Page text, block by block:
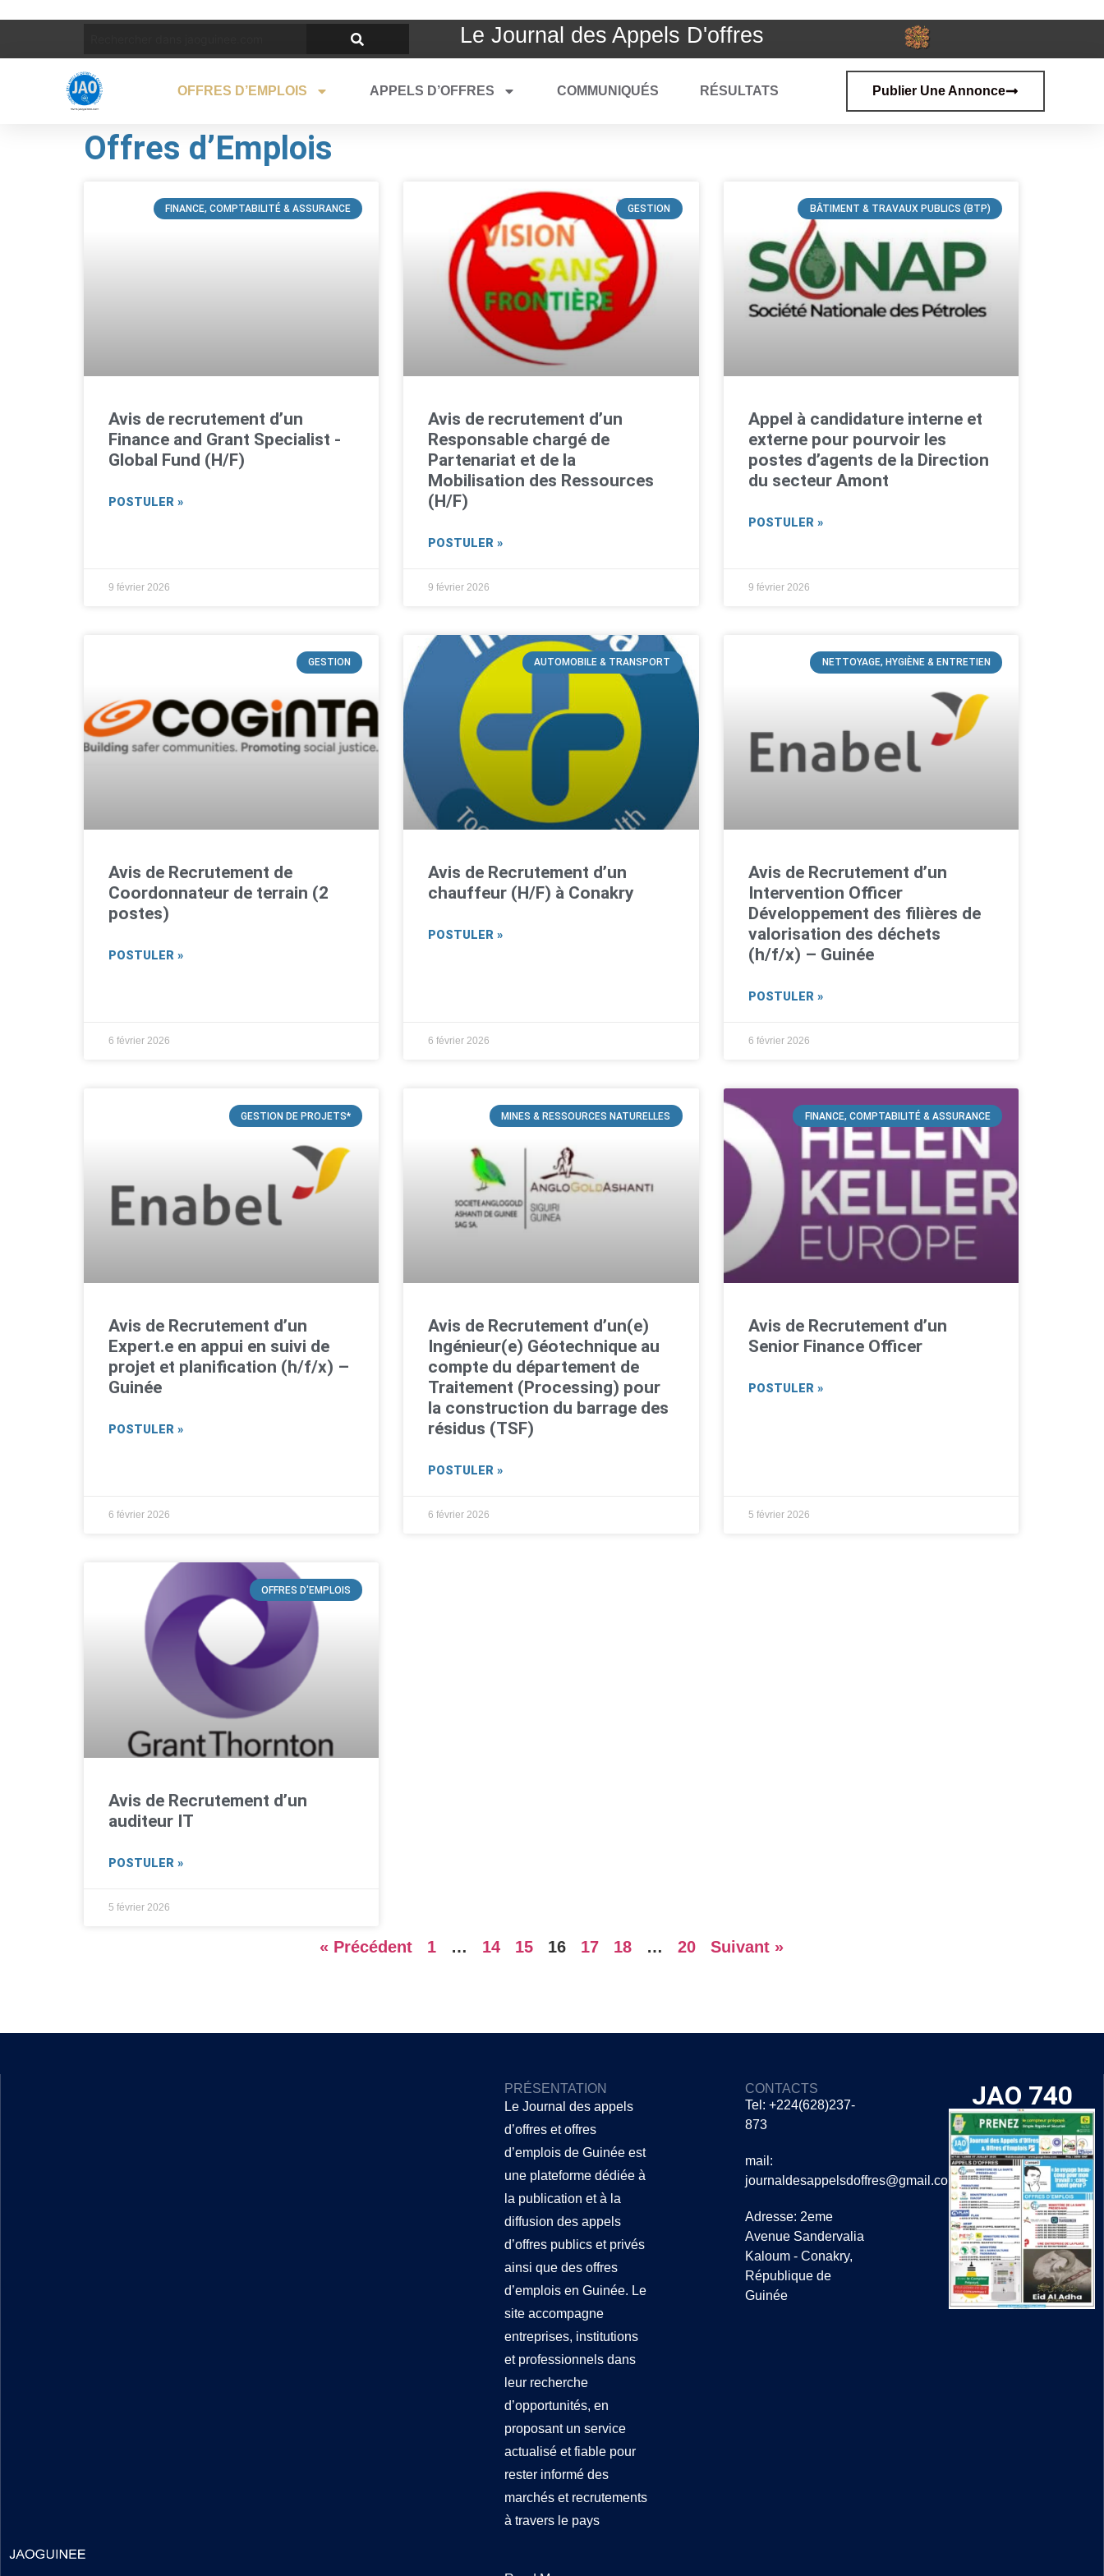
Le Journal des Appels D'offres
OFFRES D’EMPLOIS APPELS D’OFFRES COMMUNIQUÉS RÉSULTATS Publier Une Annonce
Offres d’Emplois
FINANCE, COMPTABILITÉ & ASSURANCE
Avis de recrutement d’un
Finance and Grant Specialist -
Global Fund (H/F)
POSTULER »
9 février 2026
GESTION
Avis de recrutement d’un
Responsable chargé de
Partenariat et de la
Mobilisation des Ressources
(H/F)
POSTULER »
9 février 2026
BÂTIMENT & TRAVAUX PUBLICS (BTP)
Appel à candidature interne et
externe pour pourvoir les
postes d’agents de la Direction
du secteur Amont
POSTULER »
9 février 2026
GESTION
Avis de Recrutement de
Coordonnateur de terrain (2
postes)
POSTULER »
6 février 2026
AUTOMOBILE & TRANSPORT
Avis de Recrutement d’un
chauffeur (H/F) à Conakry
POSTULER »
6 février 2026
NETTOYAGE, HYGIÈNE & ENTRETIEN
Avis de Recrutement d’un
Intervention Officer
Développement des filières de
valorisation des déchets
(h/f/x) – Guinée
POSTULER »
6 février 2026
GESTION DE PROJETS*
Avis de Recrutement d’un
Expert.e en appui en suivi de
projet et planification (h/f/x) –
Guinée
POSTULER »
6 février 2026
MINES & RESSOURCES NATURELLES
Avis de Recrutement d’un(e)
Ingénieur(e) Géotechnique au
compte du département de
Traitement (Processing) pour
la construction du barrage des
résidus (TSF)
POSTULER »
6 février 2026
FINANCE, COMPTABILITÉ & ASSURANCE
Avis de Recrutement d’un
Senior Finance Officer
POSTULER »
5 février 2026
OFFRES D'EMPLOIS
Avis de Recrutement d’un
auditeur IT
POSTULER »
5 février 2026
« Précédent 1 … 14 15 16 17 18 … 20 Suivant »
PRÉSENTATION
Le Journal des appels
d’offres et offres
d’emplois de Guinéeest
une plateforme dédiée à
la publication et à la
diffusion des appels
d’offres publics et privés
ainsi que des offres
d’emplois en Guinée. Le
site accompagne
entreprises, institutions
et professionnels dans
leur recherche
d’opportunités, en
proposant un service
actualisé et fiable pour
rester informé des
marchés et recrutements
à travers le pays
CONTACTS
Tel: +224(628)237-
873
mail:
journaldesappelsdoffres@gmail.com
Adresse: 2eme
Avenue Sandervalia
Kaloum - Conakry,
République de
Guinée
JAO 740